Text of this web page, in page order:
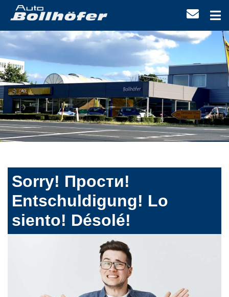
Sorry! Прости!
Entschuldigung! Lo
siento! Désolé!